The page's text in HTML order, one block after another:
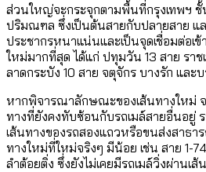
ส่วนใหญ่จะกระจุกตามพื้นที่กรุงเทพฯ
ปริมณฑล ซึ่งเป็นต้นสายกับปลายสาย แ
ประชากรหนาแน่นและเป็นจุดเชื่อมต่อเข้
ใหม่มากที่สุด ได้แก่ ปทุมวัน 13 สาย ราช
ลาดกระบัง 10 สาย จตุจักร บางรัก และ
หากพิจารณาลักษณะของเส้นทางใหม่
ทางที่ยังคงทับซ้อนกับรถเมล์สายอื่นอยู่ ร
เส้นทางของรถสองแถวหรือขนส่งสาธ
ทางใหม่ที่ใหม่จริงๆ มีน้อย เช่น สาย 1-
ลำต้อยติ่ง ซึ่งยังไม่เคยมีรถเมล์วิ่งผ่านเ